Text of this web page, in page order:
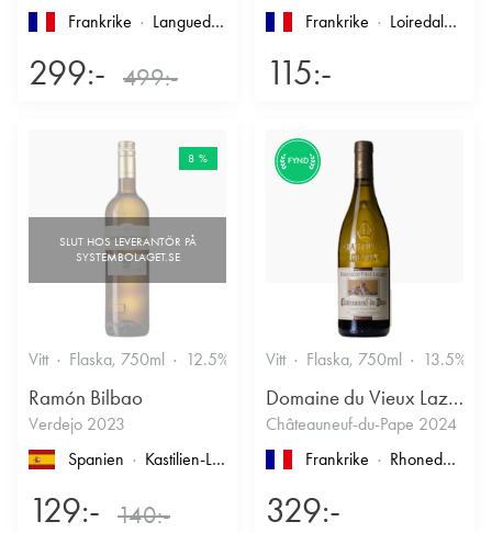
Frankrike Languedoc-Roussillon , Limoux
299:- 499:-
Frankrike Loiredalen
115:-
8 %
Vitt Flaska, 750ml 12.5%
Ramón Bilbao
Verdejo 2023
Spanien
Kastilien-León
129:- 140:-
FYND
Vitt Flaska, 750ml 13.5%
Domaine du Vieux Lazaret
Châteauneuf-du-Pape 2024
Frankrike
Rhonedalen
329:-